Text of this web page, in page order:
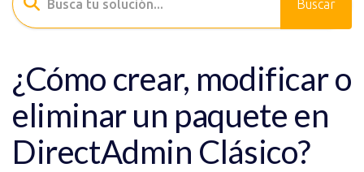
¿Cómo crear, modificar o
eliminar un paquete en
DirectAdmin Clásico?